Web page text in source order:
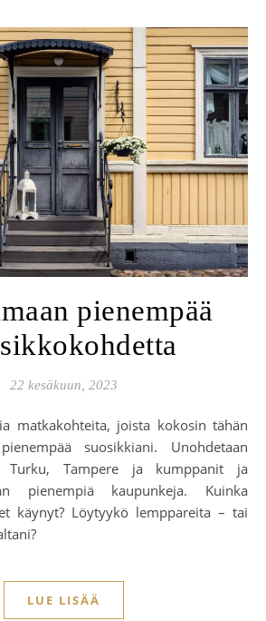
pienempää
22 kesäkuun, 2023
suosikkiani. Unohdetaan
Turku, Tampere ja kumppanit ja
pienempiä kaupunkeja. Kuinka
käynyt? Löytyykö lemppareita – tai
LUE LISÄÄ